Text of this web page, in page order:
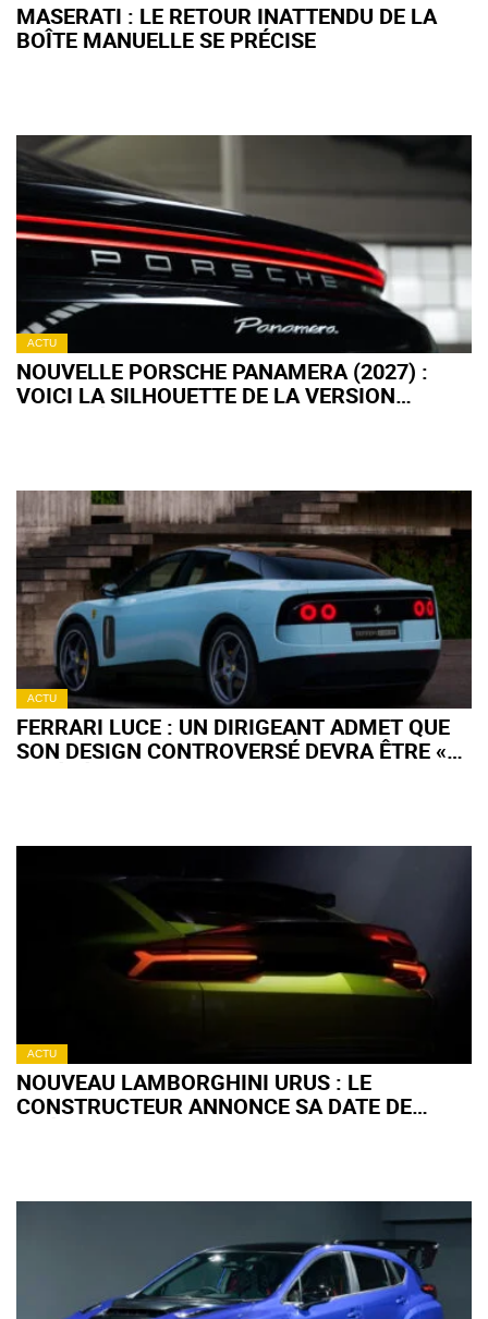
MASERATI : LE RETOUR INATTENDU DE LA
BOÎTE MANUELLE SE PRÉCISE
ACTU
NOUVELLE PORSCHE PANAMERA (2027) :
VOICI LA SILHOUETTE DE LA VERSION
ACTU
FERRARI LUCE : UN DIRIGEANT ADMET QUE
SON DESIGN CONTROVERSÉ DEVRA ÊTRE «
ACTU
NOUVEAU LAMBORGHINI URUS : LE
CONSTRUCTEUR ANNONCE SA DATE DE